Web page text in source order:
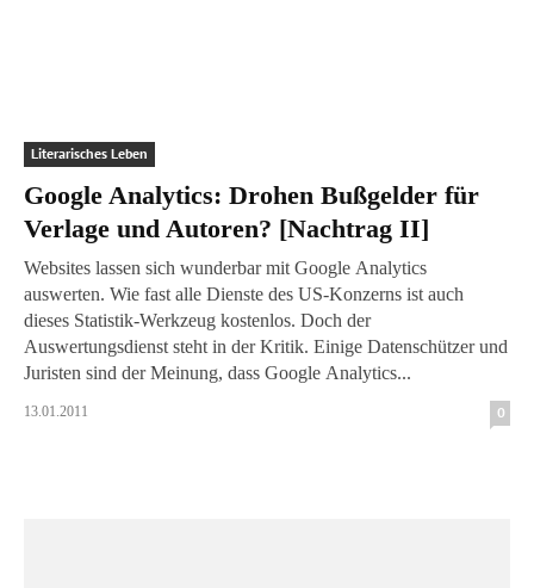
Literarisches Leben
Google Analytics: Drohen Bußgelder für
Verlage und Autoren? [Nachtrag II]
Websites lassen sich wunderbar mit Google Analytics
auswerten. Wie fast alle Dienste des US-Konzerns ist auch
dieses Statistik-Werkzeug kostenlos. Doch der
Auswertungsdienst steht in der Kritik. Einige Datenschützer und
Juristen sind der Meinung, dass Google Analytics...
13.01.2011 0